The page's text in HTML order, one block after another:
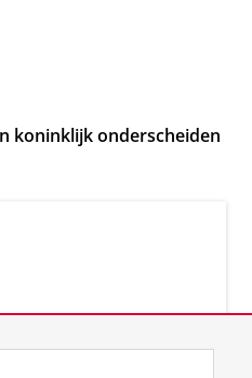
koninklijk onderscheiden